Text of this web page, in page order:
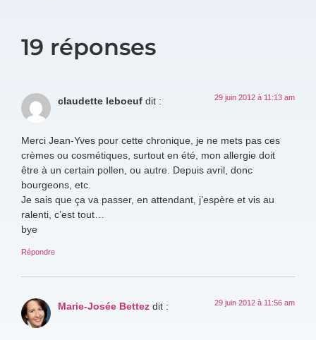
19 réponses
claudette leboeuf dit : 29 juin 2012 à 11:13 am
Merci Jean-Yves pour cette chronique, je ne mets pas ces
crèmes ou cosmétiques, surtout en été, mon allergie doit
être à un certain pollen, ou autre. Depuis avril, donc
bourgeons, etc.
Je sais que ça va passer, en attendant, j’espère et vis au
ralenti, c’est tout…
bye
Répondre
Marie-Josée Bettez dit : 29 juin 2012 à 11:56 am